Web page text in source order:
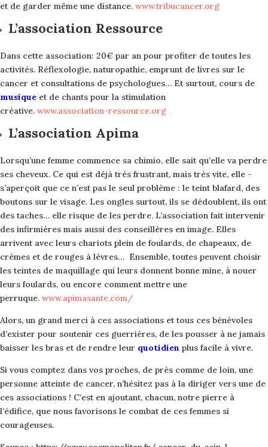
et de garder même une distance. www.tribu­cancer.org
L’association Ressource
Dans cette association: 20€ par an pour profiter de toutes les
activités. Réflexologie, naturopathie, emprunt de livres sur le
cancer et consultations de psychologues… Et surtout, cours de
musique et de chants pour la stimulation
créative. www.association-ressource.org
L’association Apima
Lorsqu’une femme commence sa chimio, elle sait qu’elle va perdre
ses cheveux. Ce qui est déjà très frustrant, mais très vite, elle ­
s’aperçoit que ce n’est pas le seul problème : le teint blafard, des
boutons sur le visage. Les ongles surtout, ils se ­dédoublent, ils ont
des taches… elle risque de les ­perdre. L’association fait intervenir
des infirmières mais aussi des conseillères en image. Elles
arrivent avec leurs chariots plein de foulards, de chapeaux, de
crèmes et de rouges à lèvres… Ensemble, toutes peuvent choisir
les teintes de maquillage qui leurs donnent bonne mine, à nouer
leurs foulards, ou encore comment mettre une
perruque. www.apimasante.com/
Alors, un grand merci à ces associations et tous ces bénévoles
d’exister pour soutenir ces guerrières, de les pousser à ne jamais
baisser les bras et de rendre leur quotidien plus facile à vivre.
Si vous comptez dans vos proches, de près comme de loin, une
personne atteinte de cancer, n’hésitez pas à la diriger vers une de
ces associations ! C’est en ajoutant, chacun, notre pierre à
l’édifice, que nous favorisons le combat de ces femmes si
courageuses.